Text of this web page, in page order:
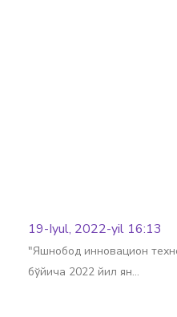
19-Iyul, 2022-yil 16:13
"Яшнобод инновацион
бўйича 2022 йил ян…